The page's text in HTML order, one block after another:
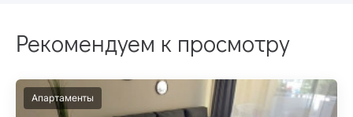
Рекомендуем к просмотру
Апартаменты